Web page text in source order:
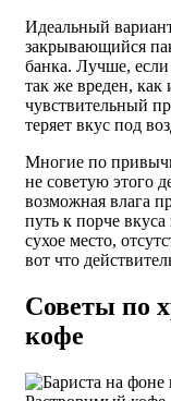
Идеальный
закрывающийся
банка. Лучше, если
так же вреден,
чувствительный
теряет вкус под
Многие по
не советую этого
возможная влага
путь к порче
сухое место,
вот что
Советы по
кофе